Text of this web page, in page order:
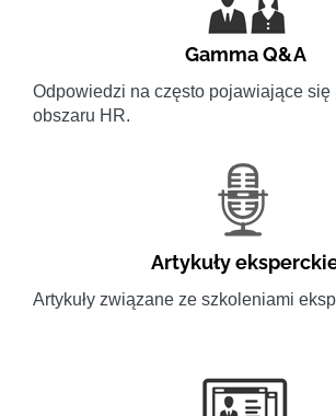
Gamma Q&A
Odpowiedzi na często pojawiające się
obszaru HR.
Artykuły
Artykuły związane ze szkoleniami